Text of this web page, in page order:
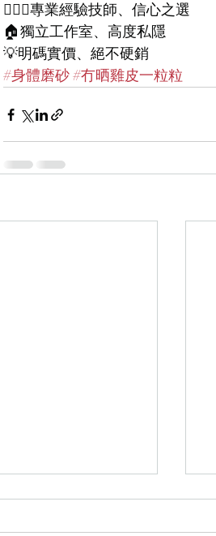
👨🏻‍⚕️專業經驗技師、信心之選
🏠獨立工作室、高度私隱
💡明碼實價、絕不硬銷
#身體磨砂#冇晒雞皮一粒粒